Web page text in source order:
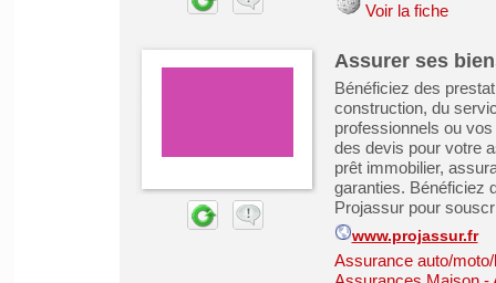
Voir la fiche
Assurer ses
Bénéficiez des
construction, du
professionnels ou
des devis pour votre
prêt immobilier,
garanties. Bénéficiez
Projassur pour
www.projassur.fr
Assurance auto/